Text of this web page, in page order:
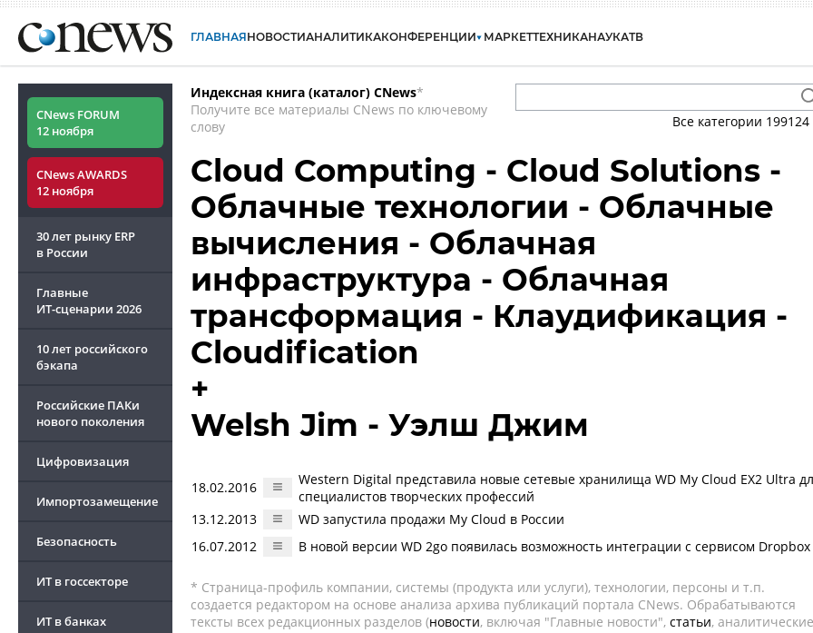
ГЛАВНАЯНОВОСТИАНАЛИТИКАКОНФЕРЕНЦИИ МАРКЕТТЕХНИКАНАУКАТВ
CNews FORUM
12 ноября
CNews AWARDS
12 ноября
30 лет рынку ERP
в России
Главные
ИТ-сценарии 2026
10 лет российского
бэкапа
Российские ПАКи
нового поколения
Цифровизация
Импортозамещение
Безопасность
ИТ в госсекторе
ИТ в банках
Индексная книга (каталог) CNews*
Получите все материалы CNews по ключевому
слову
Все категории 199124
Cloud Computing - Cloud Solutions -
Облачные технологии - Облачные
вычисления - Облачная
инфраструктура - Облачная
трансформация - Клаудификация -
Cloudification
+
Welsh Jim - Уэлш Джим
18.02.2016
Western Digital представила новые сетевые хранилища WD My Cloud EX2 Ultra
специалистов творческих профессий
13.12.2013
WD запустила продажи My Cloud в России
16.07.2012
В новой версии WD 2go появилась возможность интеграции с сервисом Dropbox
* Страница-профиль компании, системы (продукта или услуги), технологии, персоны и т.п.
создается редактором на основе анализа архива публикаций портала CNews. Обрабатываются
тексты всех редакционных разделов (новости, включая "Главные новости", статьи, аналитические